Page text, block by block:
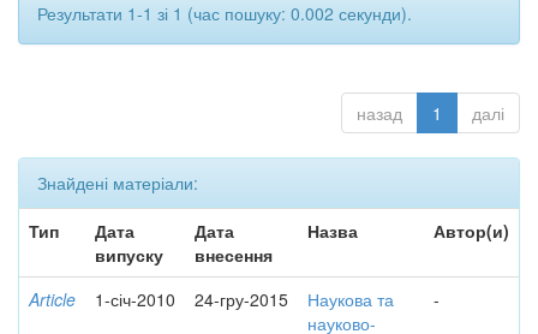
Результати 1-1 зі 1 (час пошуку: 0.002 секунди).
назад 1 далі
Знайдені матеріали:
Тип
Дата
випуску
Дата
внесення
Назва Автор(и)
Article 1-січ-2010 24-гру-2015
Наукова та
науково-
-